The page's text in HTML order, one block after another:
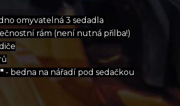
omyvatelná 3 sedadla
rám (není nutná přilba!)
- bedna na nářadí pod sedačkou